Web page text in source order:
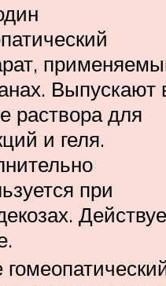
Выпускают
раствора для
и геля.
при